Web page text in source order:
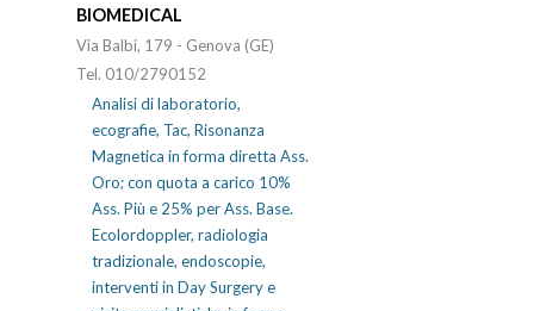
BIOMEDICAL
Via Balbi, 179 - Genova (GE)
Tel. 010/2790152
Analisi di laboratorio,
ecografie, Tac, Risonanza
Magnetica in forma diretta Ass.
Oro; con quota a carico 10%
Ass. Più e 25% per Ass. Base.
Ecolordoppler, radiologia
tradizionale, endoscopie,
interventi in Day Surgery e